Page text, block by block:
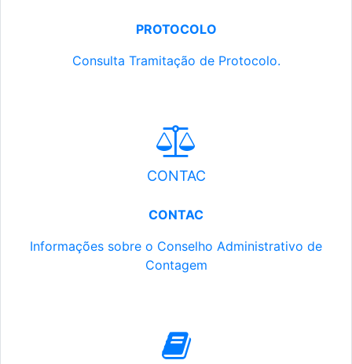
PROTOCOLO
Consulta Tramitação de Protocolo.
CONTAC
CONTAC
Informações sobre o Conselho Administrativo de
Contagem